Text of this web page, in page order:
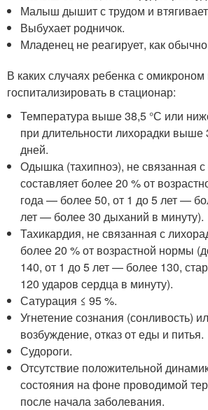
Малыш дышит с трудом и
Выбухает родничок.
Младенец не реагирует, как
В каких случаях ребенка с
госпитализировать в стационар:
Температура выше 38,5 °С или
при длительности лихорадки выше
дней.
Одышка (тахипноэ), не связанная с
составляет более 20 % от
года — более 50, от 1 до 5 лет —
лет — более 30 дыханий в минуту).
Тахикардия, не связанная с
более 20 % от возрастной нормы
140, от 1 до 5 лет — более 130,
120 ударов сердца в минуту).
Сатурация ≤ 95 %.
Угнетение сознания (сонливость)
возбуждение, отказ от еды и питья.
Судороги.
Отсутствие положительной
состояния на фоне проводимой
после начала заболевания.